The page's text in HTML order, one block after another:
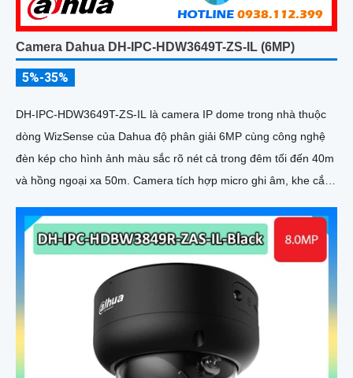
Camera Dahua DH-IPC-HDW3649T-ZS-IL (6MP)
5%-35%
DH-IPC-HDW3649T-ZS-IL là camera IP dome trong nhà thuộc
dòng WizSense của Dahua độ phân giải 6MP cùng công nghệ
đèn kép cho hình ảnh màu sắc rõ nét cả trong đêm tối đến 40m
và hồng ngoại xa 50m. Camera tích hợp micro ghi âm, khe cắm
và phương tiện, nâng cao hiệu quả giám sát an ninh hỗ trợ PoE
và giá rẻ hiệu quả